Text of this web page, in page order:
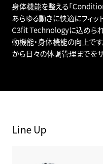
身体機能を整える「
あらゆる動きに快適にフィッ
C3fit Technologyに込められ
動機能・身体機能の向上で
から日々の体調管理までをサ
Line Up